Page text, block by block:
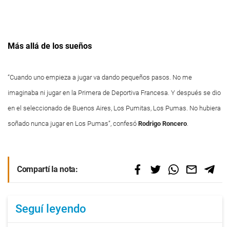
Más allá de los sueños
“Cuando uno empieza a jugar va dando pequeños pasos. No me
imaginaba ni jugar en la Primera de Deportiva Francesa. Y después se dio
en el seleccionado de Buenos Aires, Los Pumitas, Los Pumas. No hubiera
soñado nunca jugar en Los Pumas”, confesó Rodrigo Roncero.
Compartí la nota:
Seguí leyendo